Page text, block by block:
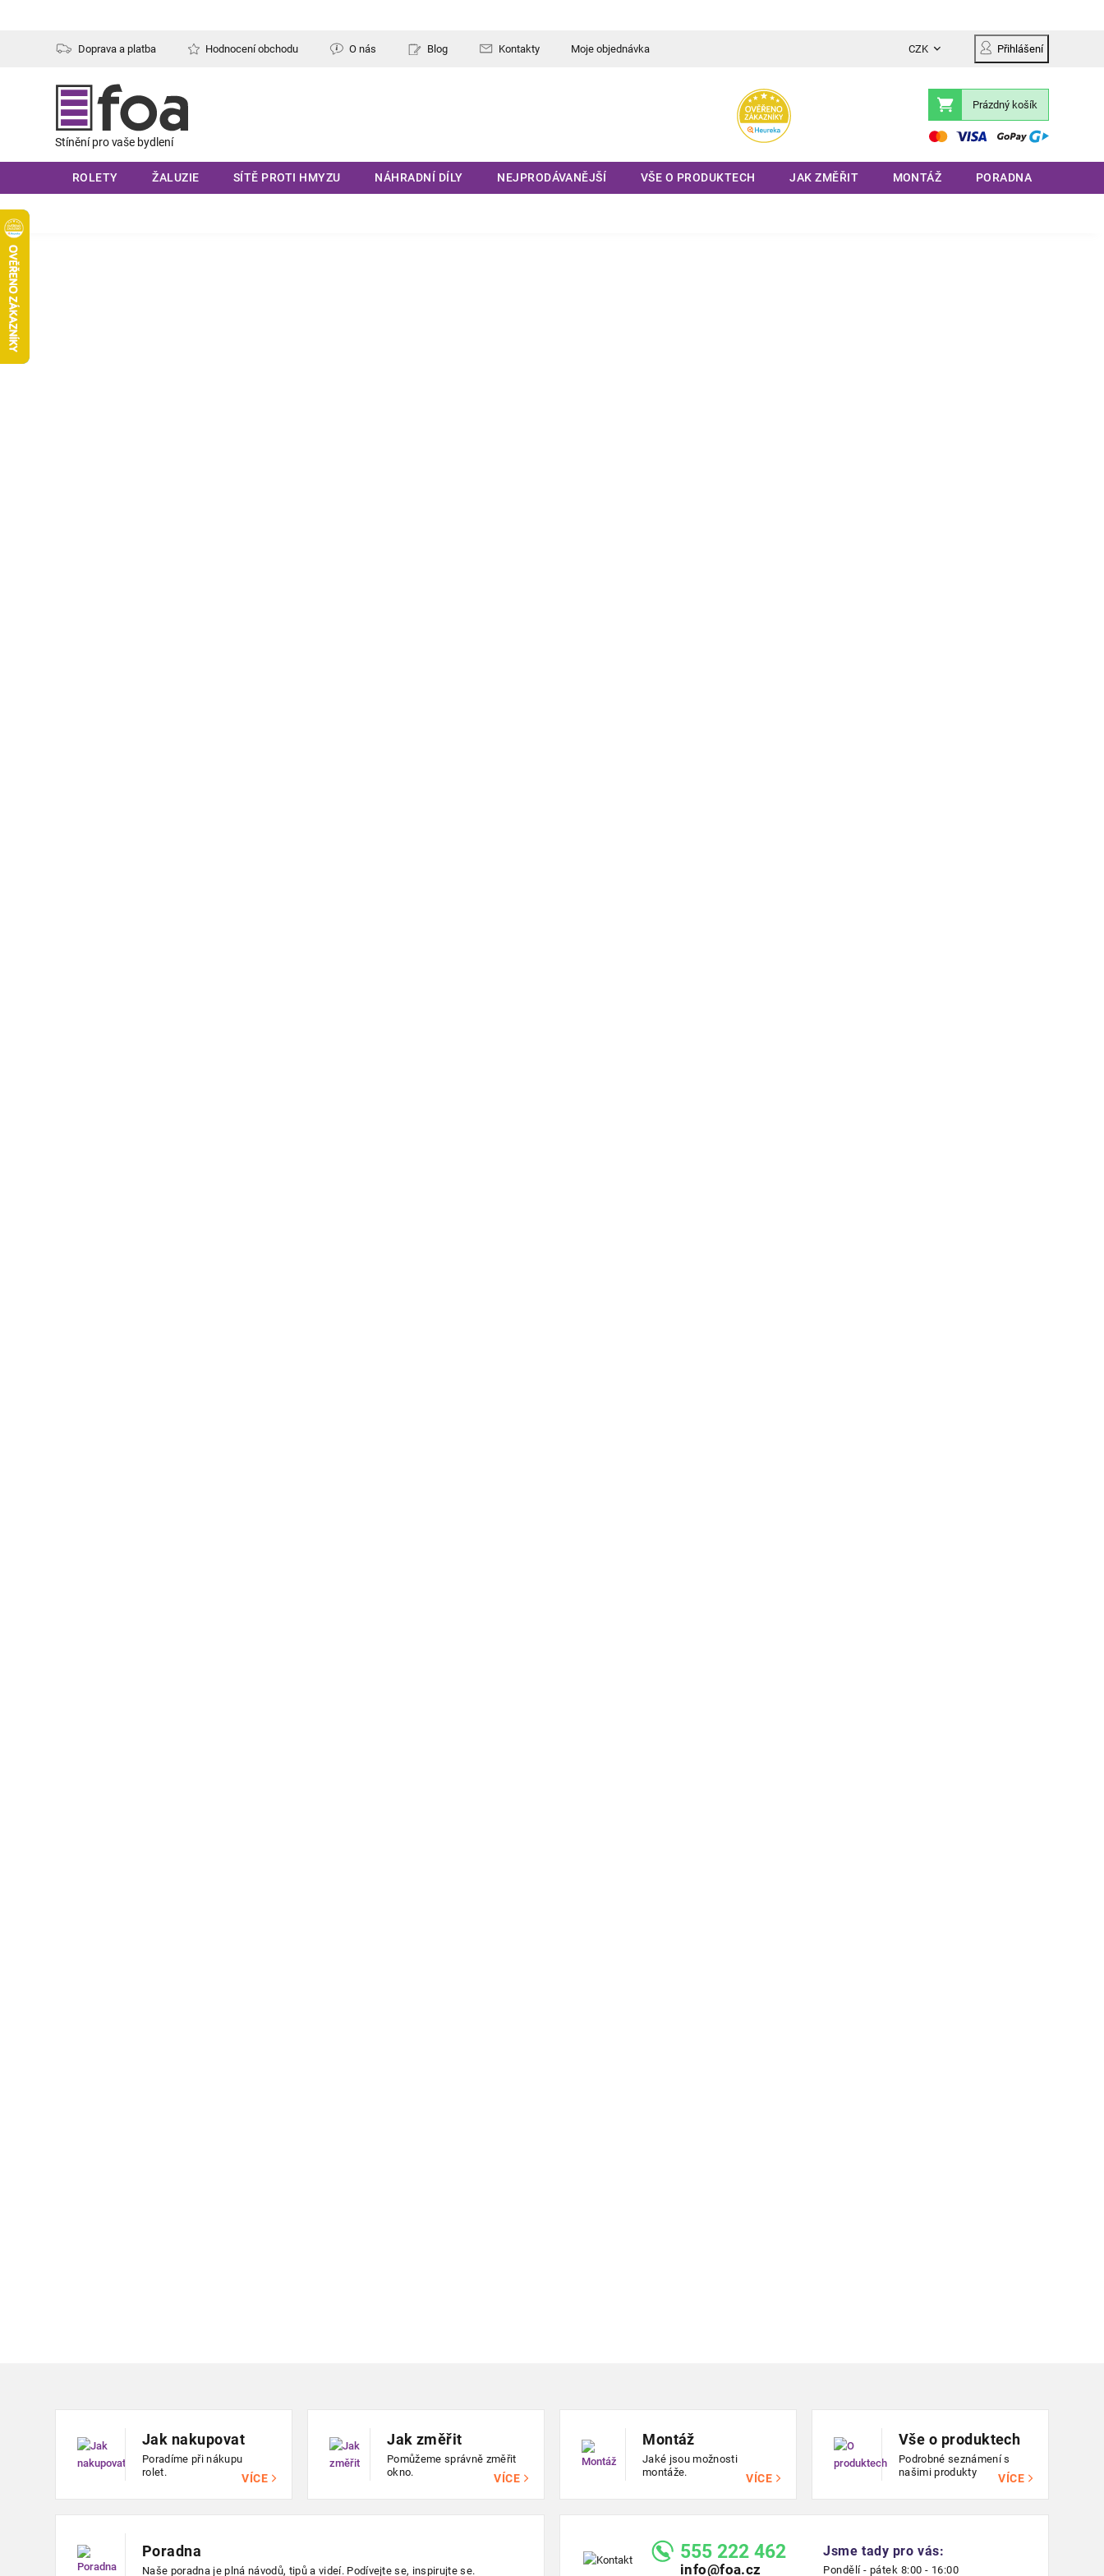
Doprava a platba Hodnocení obchodu O nás Blog Kontakty Moje objednávka CZK Přihlášení
Nákupní
košík
Prázdný košík
ROLETY ŽALUZIE SÍTĚ PROTI HMYZU NÁHRADNÍ DÍLY NEJPRODÁVANĚJŠÍ VŠE O PRODUKTECH JAK ZMĚŘIT MONTÁŽ PORADNA
Jak nakupovat
Poradíme při nákupu
rolet.
VÍCE
Jak změřit
Pomůžeme správně změřit
okno.
VÍCE
Montáž
Jaké jsou možnosti
montáže.
VÍCE
Vše o produktech
Podrobné seznámení s
našimi produkty
VÍCE
Poradna
Naše poradna je plná návodů, tipů a videí. Podívejte se, inspirujte se.
555 222 462
info@foa.cz
Jsme tady pro vás:
Pondělí - pátek 8:00 - 16:00